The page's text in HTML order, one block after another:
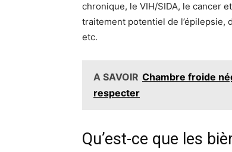
chronique, le VIH/SIDA, le cancer
traitement potentiel de l’épilepsie,
etc.
A SAVOIR Chambre froide
respecter
Qu’est-ce que les